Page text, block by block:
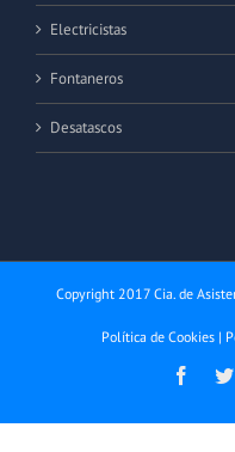
Electricistas
Fontaneros
Desatascos
Copyright 2017 Cia. de
Política de Cookies |